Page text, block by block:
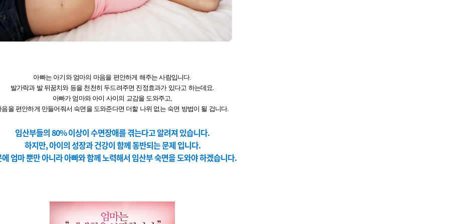
아빠는 아기와 엄마의 마음을 편안하게 해주는 사람입니다.
발가락과 발 뒤꿈치와 등을 천천히 두드려주면 진정효과가 있다고 하는데요.
아빠가 엄마와 아이 사이의 교감을 도와주고,
음을 편안하게 만들어줘서 숙면을 도와준다면 더할 나위 없는 숙면 방법이 될 겁니다.
임산부들의 80% 이상이 수면장애를 겪는다고 알려져 있습니다.
하지만, 아이의 성장과 건강이 함께 동반되는 문제 입니다.
엄마 뿐만 아니라 아빠와 함께 노력해서 임산부 숙면을 도와야 하겠습니다.